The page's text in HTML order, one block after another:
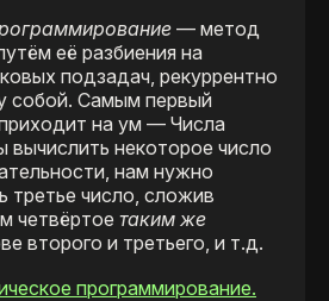
— метод
её разбиения на
подзадач, рекуррентно
собой. Самым первый
на ум — Числа
вычислить некоторое число
нам нужно
третье число, сложив
четвёртое таким же
второго и третьего, и т.д.
программирование.